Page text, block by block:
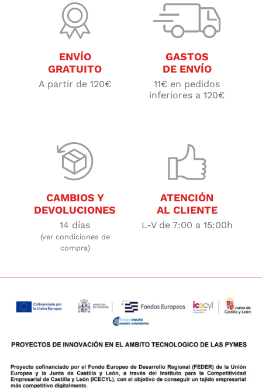
ENVÍO
GRATUITO
A partir de 120€
GASTOS
DE ENVÍO
11€ en pedidos
inferiores a 120€
CAMBIOS Y
DEVOLUCIONES
14 días
(ver condiciones de
compra)
ATENCIÓN
AL CLIENTE
L-V de 7:00 a 15:00h